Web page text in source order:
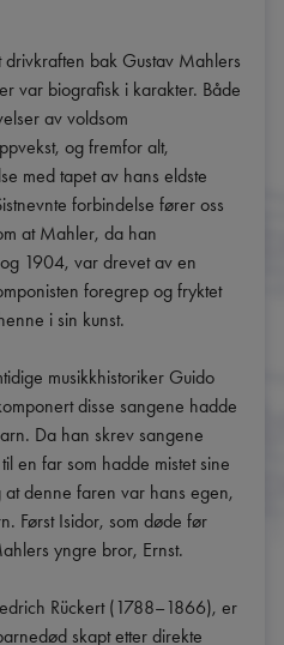
bak Gustav Mahlers
var biografisk i karakter. Både
av voldsom
og fremfor alt,
med tapet av hans eldste
forbindelse fører oss
at Mahler, da han
1904, var drevet av en
foregrep og fryktet
i sin kunst.
musikkhistoriker Guido
disse sangene hadde
Da han skrev sangene
en far som hadde mistet sine
denne faren var hans egen,
Først Isidor, som døde før
yngre bror, Ernst.
Rückert (1788–1866), er
skapt etter direkte